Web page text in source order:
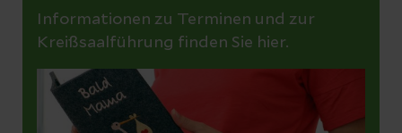
Informationen zu Terminen und zur
Kreißsaalführung finden Sie hier.